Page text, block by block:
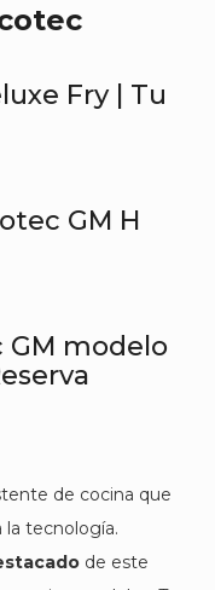
Fry | Tu
GM H
GM modelo
de cocina que
la tecnología.
de este